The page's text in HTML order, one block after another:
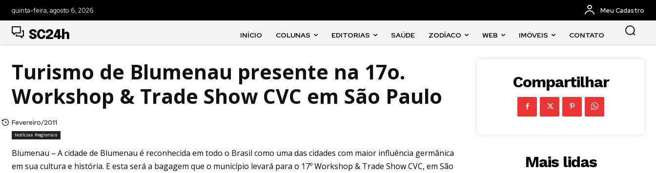
quinta-feira, agosto 6, 2026 Meu Cadastro
SC24h INÍCIO COLUNAS EDITORIAS SAÚDE ZODÍACO WEB IMÓVEIS CONTATO
Turismo de Blumenau presente na 17o.
Workshop & Trade Show CVC em São Paulo
Fevereiro/2011
Notícias Regionais
Blumenau – A cidade de Blumenau é reconhecida em todo o Brasil como uma das cidades com maior influência germânica
em sua cultura e história. E esta será a bagagem que o município levará para o 17º Workshop & Trade Show CVC, em São
Compartilhar
Mais lidas